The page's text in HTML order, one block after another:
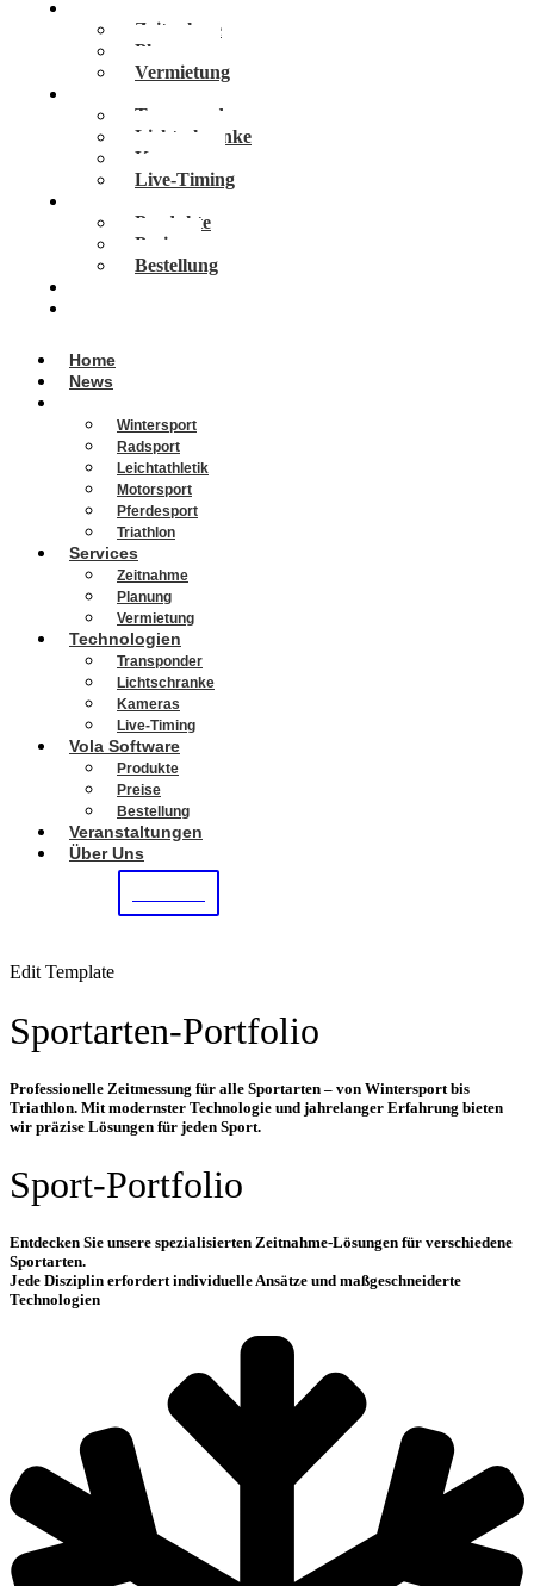
Zeitnahme
Planung
Vermietung
Transponder
Lichtschranke
Kameras
Live-Timing
Produkte
Preise
Bestellung
Home
News
Wintersport
Radsport
Leichtathletik
Motorsport
Pferdesport
Triathlon
Services
Zeitnahme
Planung
Vermietung
Technologien
Transponder
Lichtschranke
Kameras
Live-Timing
Vola Software
Produkte
Preise
Bestellung
Veranstaltungen
Über Uns
Edit Template
Sportarten-Portfolio
Professionelle Zeitmessung für alle Sportarten – von Wintersport bis
Triathlon. Mit modernster Technologie und jahrelanger Erfahrung bieten
wir präzise Lösungen für jeden Sport.
Sport-Portfolio
Entdecken Sie unsere spezialisierten Zeitnahme-Lösungen für verschiedene
Sportarten.
Jede Disziplin erfordert individuelle Ansätze und maßgeschneiderte
Technologien